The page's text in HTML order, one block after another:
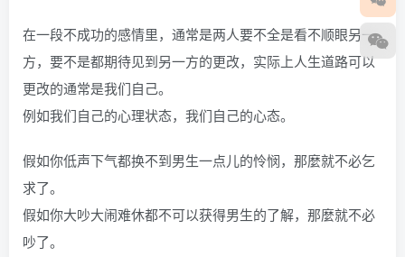
在一段不成功的感情里，通常是两人要不全是看不顺眼另一
方，要不是都期待见到另一方的更改，实际上人生道路可以
更改的通常是我们自己。
例如我们自己的心理状态，我们自己的心态。
假如你低声下气都换不到男生一点儿的怜悯，那麼就不必乞
求了。
假如你大吵大闹难休都不可以获得男生的了解，那麼就不必
吵了。